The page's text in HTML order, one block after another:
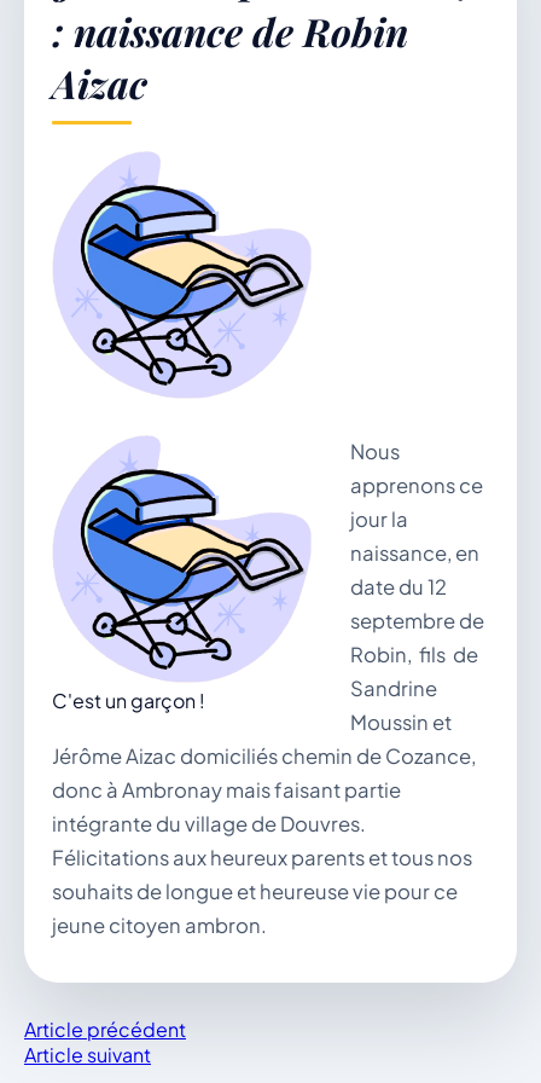
Démarches & Vie pratique
Vie locale & Associations
Découvrir la commune
DIMANCHE 9 AOÛT 2026
Secrétariat ouvert
Lundi, mardi, jeudi, vendredi de 8h30 à 12h et
après-midi sur rendez-vous. Samedi sur rendez-
vous.
04 74 38 22 78
mairie@douvres.fr
140 Place de la Babillière, 01500 Douvres
Contacter la mairie
Le guichet des associations
: naissance de Robin
Aizac
C'est un garçon !
Nous
apprenons ce
jour la
naissance, en
date du 12
septembre de
Robin, fils de
Sandrine
Moussin et
Jérôme Aizac domiciliés chemin de Cozance,
donc à Ambronay mais faisant partie
intégrante du village de Douvres.
Félicitations aux heureux parents et tous nos
souhaits de longue et heureuse vie pour ce
jeune citoyen ambron.
Article précédent
Article suivant